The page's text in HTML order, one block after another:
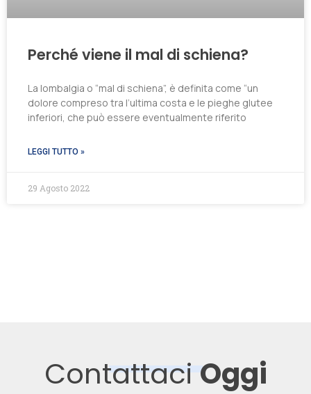
Perché viene il mal di schiena?
La lombalgia o “mal di schiena”, è definita come “un
dolore compreso tra l’ultima costa e le pieghe glutee
inferiori, che può essere eventualmente riferito
LEGGI TUTTO »
29 Agosto 2022
Contattaci Oggi